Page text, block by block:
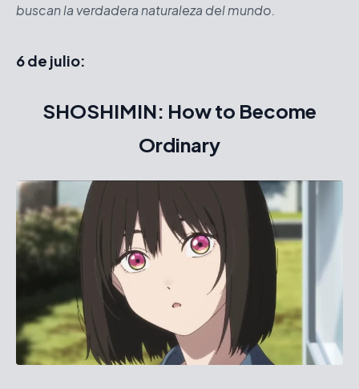
buscan la verdadera naturaleza del mundo.
6 de julio:
SHOSHIMIN: How to Become
Ordinary